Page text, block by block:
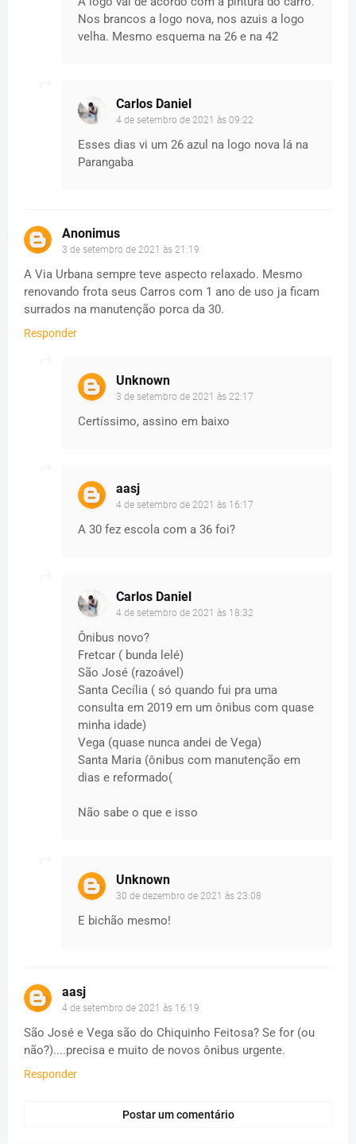
Nos brancos a logo nova, nos azuis a logo
velha. Mesmo esquema na 26 e na 42
Carlos Daniel
4 de setembro de 2021 às 09:22
Esses dias vi um 26 azul na logo nova lá na
Parangaba
Anonimus
3 de setembro de 2021 às 21:19
A Via Urbana sempre teve aspecto relaxado. Mesmo
renovando frota seus Carros com 1 ano de uso ja ficam
surrados na manutenção porca da 30.
Responder
Unknown
3 de setembro de 2021 às 22:17
Certíssimo, assino em baixo
aasj
4 de setembro de 2021 às 16:17
A 30 fez escola com a 36 foi?
Carlos Daniel
4 de setembro de 2021 às 18:32
Ônibus novo?
Fretcar ( bunda lelé)
São José (razoável)
Santa Cecília ( só quando fui pra uma
consulta em 2019 em um ônibus com quase
minha idade)
Vega (quase nunca andei de Vega)
Santa Maria (ônibus com manutenção em
dias e reformado(
Não sabe o que e isso
Unknown
30 de dezembro de 2021 às 23:08
E bichão mesmo!
aasj
4 de setembro de 2021 às 16:19
São José e Vega são do Chiquinho Feitosa? Se for (ou
não?)....precisa e muito de novos ônibus urgente.
Responder
Postar um comentário